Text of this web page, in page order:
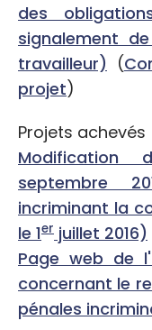
des
signalement
travailleur) (
projet)
Projets achevés
septembre
incriminant la
le 1er juillet 2016)
Page web de
concernant le
pénales